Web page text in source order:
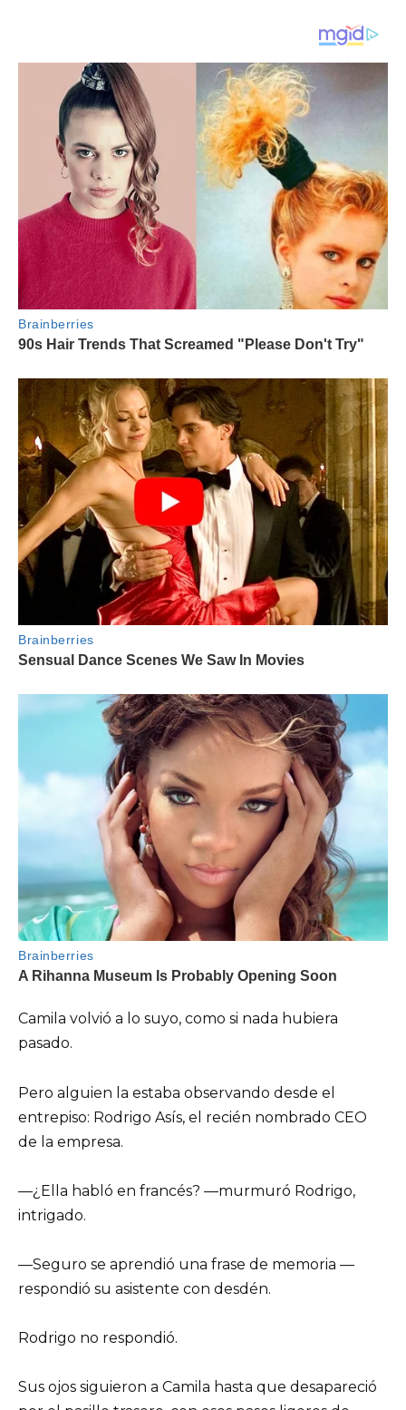
Camila volvió a lo suyo, como si nada hubiera
pasado.
Pero alguien la estaba observando desde el
entrepiso: Rodrigo Asís, el recién nombrado CEO
de la empresa.
—¿Ella habló en francés? —murmuró Rodrigo,
intrigado.
—Seguro se aprendió una frase de memoria —
respondió su asistente con desdén.
Rodrigo no respondió.
Sus ojos siguieron a Camila hasta que desapareció